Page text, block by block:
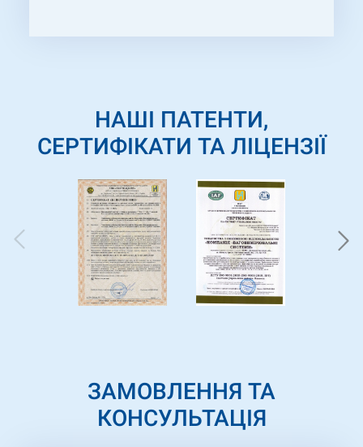
довготривалі відносини між нашими
НАШІ ПАТЕНТИ,
СЕРТИФІКАТИ ТА ЛІЦЕНЗІЇ
ЗАМОВЛЕННЯ ТА
КОНСУЛЬТАЦІЯ